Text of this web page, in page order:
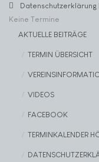
Keine Termine
AKTUELLE BEITRÄGE
TERMIN ÜBERSICHT
VIDEOS
FACEBOOK
TERMINKALENDER